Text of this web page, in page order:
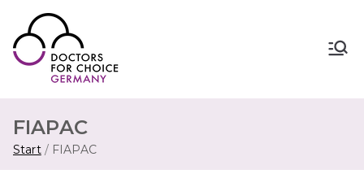
Inhalt
springen
FIAPAC
Start FIAPAC